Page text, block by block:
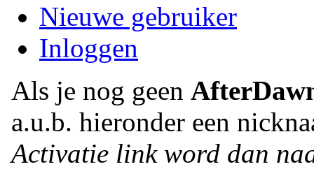
Nieuwe gebruiker
Inloggen
Als je nog geen
a.u.b. hieronder een
Activatie link word dan